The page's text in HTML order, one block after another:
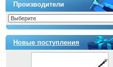
Производители
Новые поступления